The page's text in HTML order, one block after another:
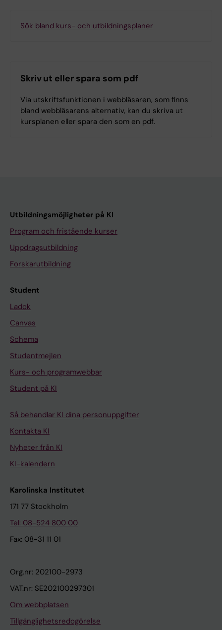
Sök bland kurs- och utbildningsplaner
Skriv ut eller spara som pdf
Via utskriftsfunktionen i webbläsaren, som finns
bland webbläsarens alternativ, kan du skriva ut
kursplanen eller spara den som en pdf.
Utbildningsmöjligheter på KI
Program och fristående kurser
Uppdragsutbildning
Forskarutbildning
Student
Ladok
Canvas
Schema
Studentmejlen
Kurs- och programwebbar
Student på KI
Så behandlar KI dina personuppgifter
Kontakta KI
Nyheter från KI
KI-kalendern
Karolinska Institutet
171 77 Stockholm
Tel: 08-524 800 00
Fax: 08-31 11 01
Org.nr: 202100-2973
VAT.nr: SE202100297301
Om webbplatsen
Tillgänglighetsredogörelse